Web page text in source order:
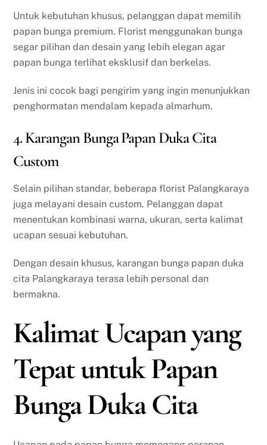
Untuk kebutuhan khusus, pelanggan dapat memilih
papan bunga premium. Florist menggunakan bunga
segar pilihan dan desain yang lebih elegan agar
papan bunga terlihat eksklusif dan berkelas.
Jenis ini cocok bagi pengirim yang ingin menunjukkan
penghormatan mendalam kepada almarhum.
4. Karangan Bunga Papan Duka Cita
Custom
Selain pilihan standar, beberapa florist Palangkaraya
juga melayani desain custom. Pelanggan dapat
menentukan kombinasi warna, ukuran, serta kalimat
ucapan sesuai kebutuhan.
Dengan desain khusus, karangan bunga papan duka
cita Palangkaraya terasa lebih personal dan
bermakna.
Kalimat Ucapan yang
Tepat untuk Papan
Bunga Duka Cita